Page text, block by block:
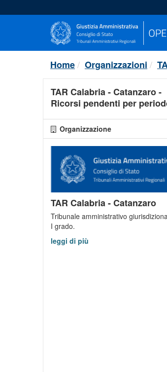
al
Home Organizzazioni
TAR Calabria - Catanzaro -
Ricorsi pendenti per
Organizzazione
TAR Calabria - Catanzaro
Tribunale amministrativo
I grado.
leggi di più